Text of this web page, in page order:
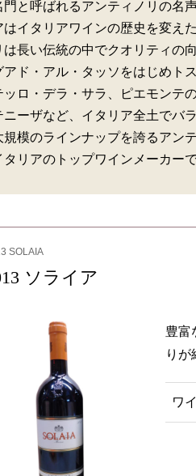
門と呼ばれるアンティノリの名
はイタリアワインの歴史を変え
は長い伝統の中でクオリティの
アド・アル・タッソをはじめト
ッロ・デラ・サラ、ピエモンテ
ニーザなど、イタリア全土でバ
規模のラインナップを誇るアン
タリアのトップワインメーカーで
SOLAIA
ソライア
豊富
りが
ワ